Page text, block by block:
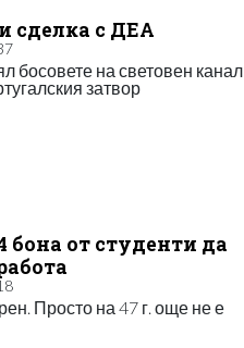
сделка с ДЕА
босовете на световен канал
затвор
бона от студенти да
Просто на 47 г. още не е